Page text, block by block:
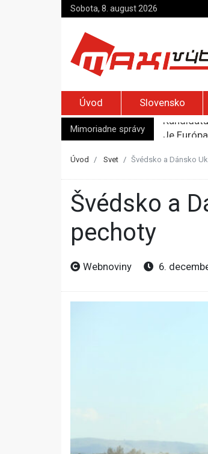
Sobota, 8. august 2026
Úvod Slovensko
Mimoriadne správy
Je
Kyjev
Úvod Svet Švédsko a Dánsko
Švédsko a Dánsko Ukrajine dodajú 40 bojových vozidiel
pechoty
Webnoviny 6.